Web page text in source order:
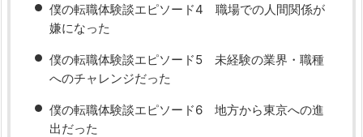
僕の転職体験談エピソード4 職場での人間関係が
嫌になった
僕の転職体験談エピソード5 未経験の業界・職種
へのチャレンジだった
僕の転職体験談エピソード6 地方から東京への進
出だった